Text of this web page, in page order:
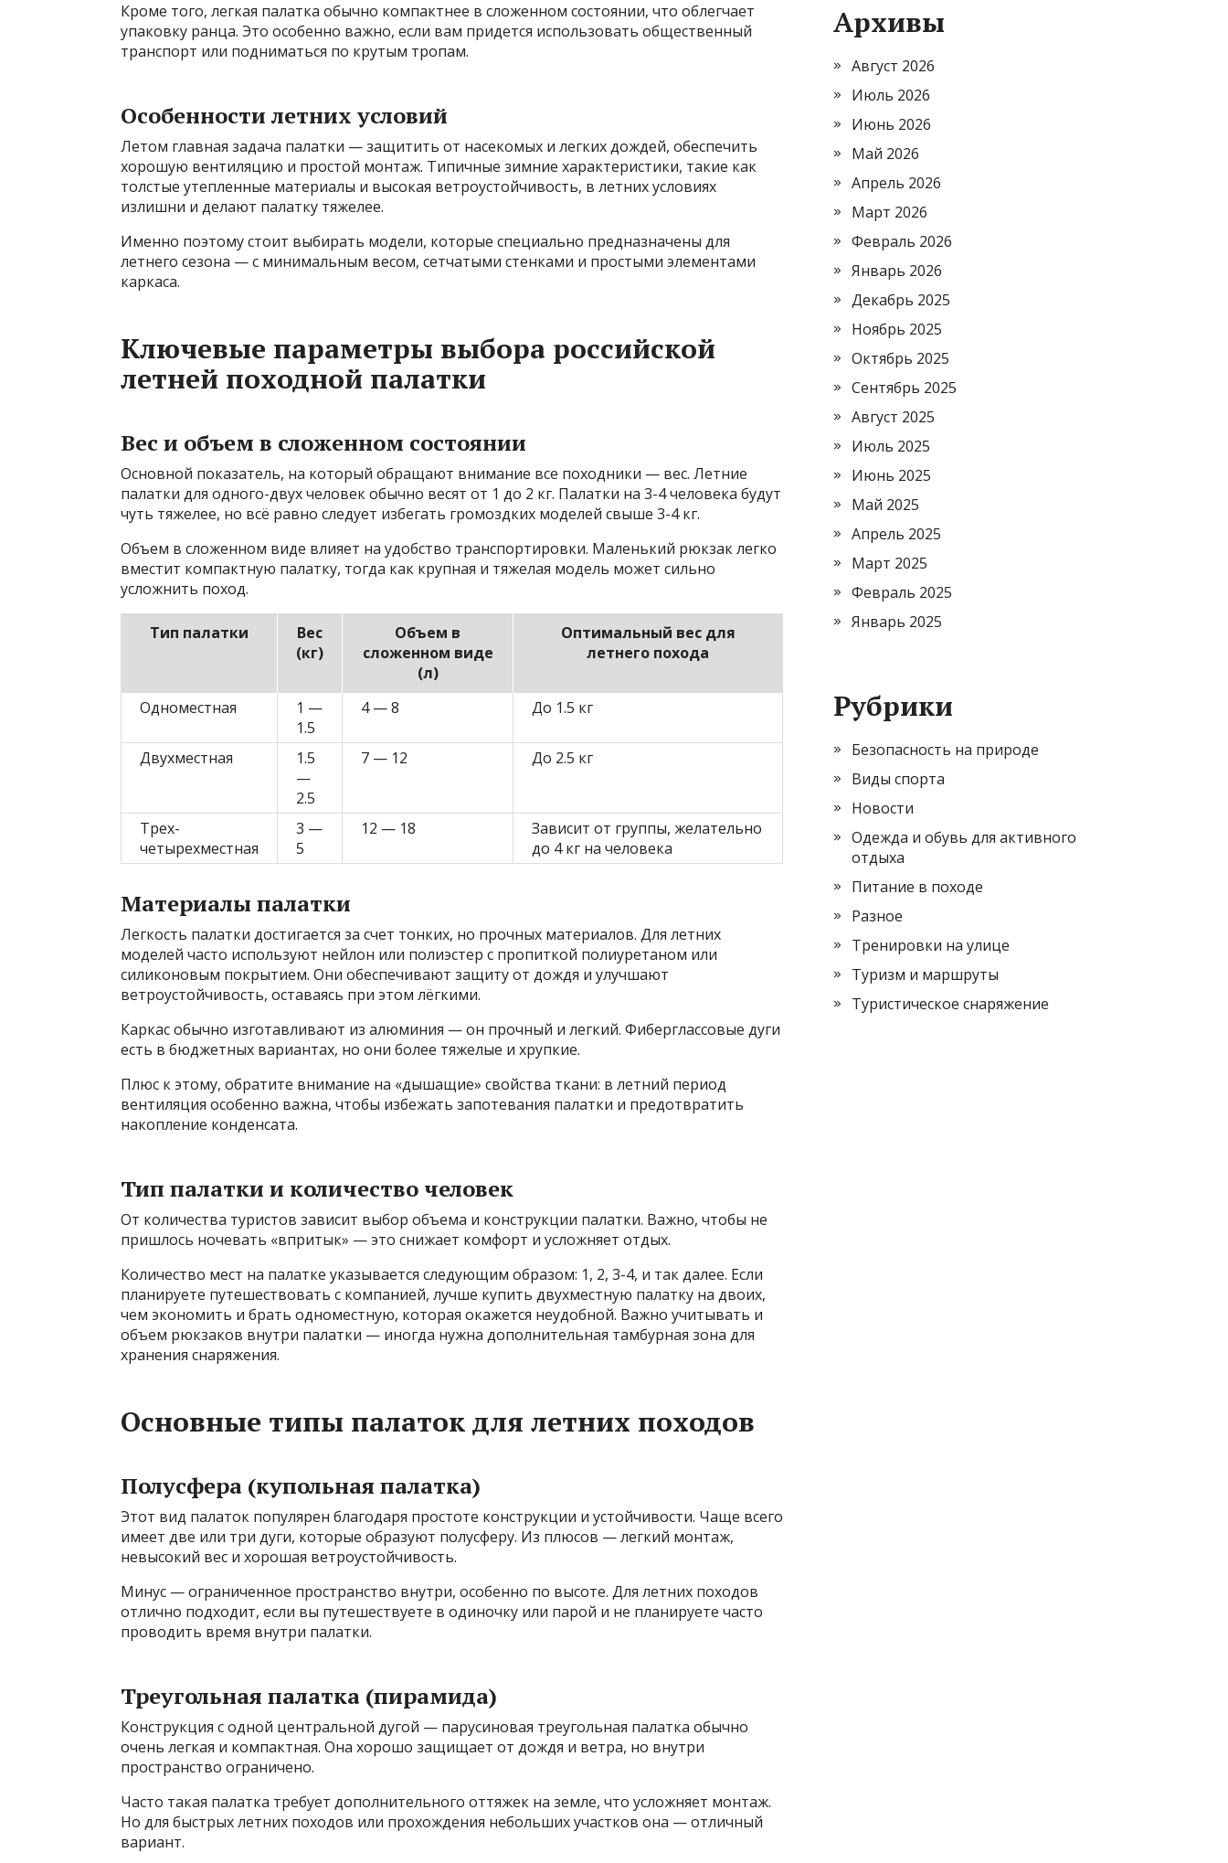
Кроме того, легкая палатка обычно компактнее в сложенном состоянии, что облегчает
упаковку ранца. Это особенно важно, если вам придется использовать общественный
транспорт или подниматься по крутым тропам.
Особенности летних условий
Летом главная задача палатки — защитить от насекомых и легких дождей, обеспечить
хорошую вентиляцию и простой монтаж. Типичные зимние характеристики, такие как
толстые утепленные материалы и высокая ветроустойчивость, в летних условиях
излишни и делают палатку тяжелее.
Именно поэтому стоит выбирать модели, которые специально предназначены для
летнего сезона — с минимальным весом, сетчатыми стенками и простыми элементами
каркаса.
Ключевые параметры выбора российской
летней походной палатки
Вес и объем в сложенном состоянии
Основной показатель, на который обращают внимание все походники — вес. Летние
палатки для одного-двух человек обычно весят от 1 до 2 кг. Палатки на 3-4 человека будут
чуть тяжелее, но всё равно следует избегать громоздких моделей свыше 3-4 кг.
Объем в сложенном виде влияет на удобство транспортировки. Маленький рюкзак легко
вместит компактную палатку, тогда как крупная и тяжелая модель может сильно
усложнить поход.
Тип палатки
Вес
(кг)
Объем в
сложенном виде
(л)
Оптимальный вес для
летнего похода
Одноместная
1 —
1.5
4 — 8 До 1.5 кг
Двухместная
1.5
—
2.5
7 — 12 До 2.5 кг
Трех-
четырехместная
3 —
5
12 — 18
Зависит от группы, желательно
до 4 кг на человека
Материалы палатки
Легкость палатки достигается за счет тонких, но прочных материалов. Для летних
моделей часто используют нейлон или полиэстер с пропиткой полиуретаном или
силиконовым покрытием. Они обеспечивают защиту от дождя и улучшают
ветроустойчивость, оставаясь при этом лёгкими.
Каркас обычно изготавливают из алюминия — он прочный и легкий. Фиберглассовые дуги
есть в бюджетных вариантах, но они более тяжелые и хрупкие.
Плюс к этому, обратите внимание на «дышащие» свойства ткани: в летний период
вентиляция особенно важна, чтобы избежать запотевания палатки и предотвратить
накопление конденсата.
Тип палатки и количество человек
От количества туристов зависит выбор объема и конструкции палатки. Важно, чтобы не
пришлось ночевать «впритык» — это снижает комфорт и усложняет отдых.
Количество мест на палатке указывается следующим образом: 1, 2, 3-4, и так далее. Если
планируете путешествовать с компанией, лучше купить двухместную палатку на двоих,
чем экономить и брать одноместную, которая окажется неудобной. Важно учитывать и
объем рюкзаков внутри палатки — иногда нужна дополнительная тамбурная зона для
хранения снаряжения.
Основные типы палаток для летних походов
Полусфера (купольная палатка)
Этот вид палаток популярен благодаря простоте конструкции и устойчивости. Чаще всего
имеет две или три дуги, которые образуют полусферу. Из плюсов — легкий монтаж,
невысокий вес и хорошая ветроустойчивость.
Минус — ограниченное пространство внутри, особенно по высоте. Для летних походов
отлично подходит, если вы путешествуете в одиночку или парой и не планируете часто
проводить время внутри палатки.
Треугольная палатка (пирамида)
Конструкция с одной центральной дугой — парусиновая треугольная палатка обычно
очень легкая и компактная. Она хорошо защищает от дождя и ветра, но внутри
пространство ограничено.
Часто такая палатка требует дополнительного оттяжек на земле, что усложняет монтаж.
Но для быстрых летних походов или прохождения небольших участков она — отличный
вариант.
Архивы
Август 2026
Июль 2026
Июнь 2026
Май 2026
Апрель 2026
Март 2026
Февраль 2026
Январь 2026
Декабрь 2025
Ноябрь 2025
Октябрь 2025
Сентябрь 2025
Август 2025
Июль 2025
Июнь 2025
Май 2025
Апрель 2025
Март 2025
Февраль 2025
Январь 2025
Рубрики
Безопасность на природе
Виды спорта
Новости
Одежда и обувь для активного
отдыха
Питание в походе
Разное
Тренировки на улице
Туризм и маршруты
Туристическое снаряжение